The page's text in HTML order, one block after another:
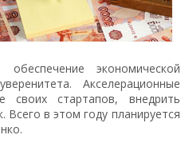
экономической
Акселерационные
своих стартапов, внедрить
в этом году планируется